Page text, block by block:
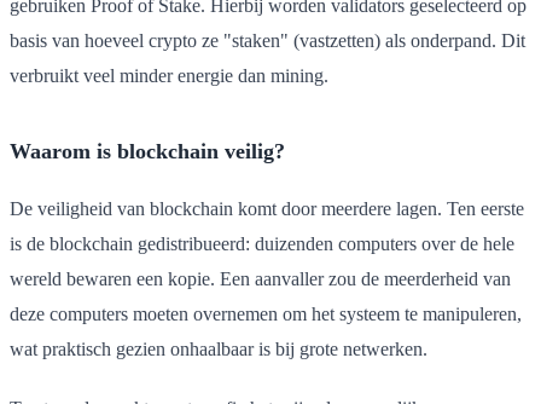
gebruiken Proof of Stake. Hierbij worden validators geselecteerd op
basis van hoeveel crypto ze "staken" (vastzetten) als onderpand. Dit
verbruikt veel minder energie dan mining.
Waarom is blockchain veilig?
De veiligheid van blockchain komt door meerdere lagen. Ten eerste
is de blockchain gedistribueerd: duizenden computers over de hele
wereld bewaren een kopie. Een aanvaller zou de meerderheid van
deze computers moeten overnemen om het systeem te manipuleren,
wat praktisch gezien onhaalbaar is bij grote netwerken.